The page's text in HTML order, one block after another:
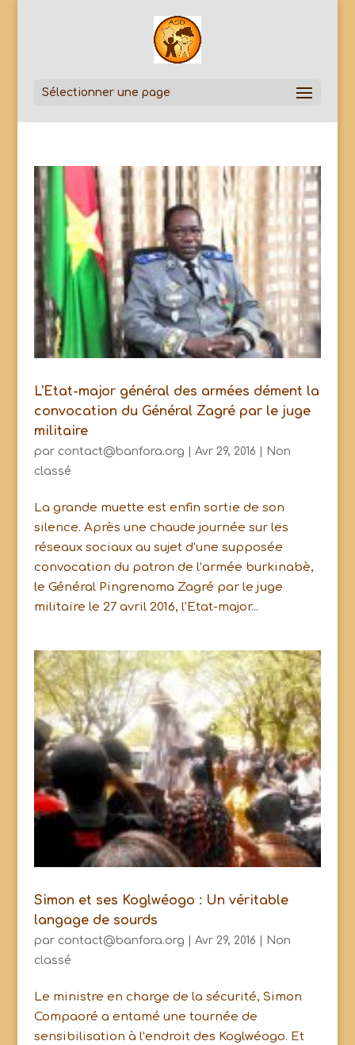
Sélectionner une page
L'Etat-major général des armées dément la
convocation du Général Zagré par le juge
militaire
par contact@banfora.org Avr 29, 2016
Non
classé
La grande muette est enfin sortie de son
silence. Après une chaude journée sur les
réseaux sociaux au sujet d’une supposée
convocation du patron de l’armée burkinabè,
le Général Pingrenoma Zagré par le juge
militaire le 27 avril 2016, l’Etat-major...
Simon et ses Koglwéogo : Un véritable
langage de sourds
par contact@banfora.org Avr 29, 2016
Non
classé
Le ministre en charge de la sécurité, Simon
Compaoré a entamé une tournée de
sensibilisation à l’endroit des Koglwéogo. Et